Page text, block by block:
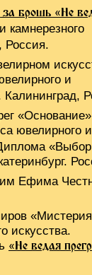
за брошь «Не
камнерезного
Россия.
и
Калининград,
«Основание»
ювелирного и
«Выбор
им Ефима
«Мистерия
искусства.
«Не ведая